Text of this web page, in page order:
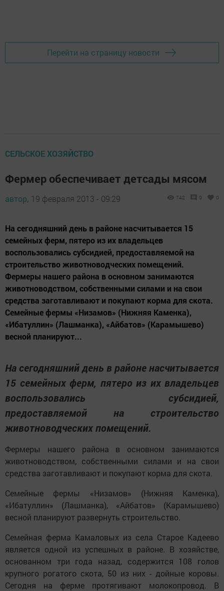
Перейти на страницу новости
СЕЛЬСКОЕ ХОЗЯЙСТВО
Фермер обеспечивает детсады мясом
автор, 19 февраля 2013 - 09:29 742 0 0
На сегодняшний день в районе насчитывается 15
семейных ферм, пятеро из их владельцев
воспользовались субсидией, предоставляемой на
строительство животноводческих помещений.
Фермеры нашего района в основном занимаются
животноводством, собственными силами и на свои
средства заготавливают и покупают корма для скота.
Семейные фермы «Низамов» (Нижняя Каменка),
«Ибатуллин» (Лашманка), «Айбатов» (Карамышево)
весной планируют...
На сегодняшний день в районе насчитывается
15 семейных ферм, пятеро из их владельцев
воспользовались субсидией,
предоставляемой на строительство
животноводческих помещений.
Фермеры нашего района в основном занимаются
животноводством, собственными силами и на свои
средства заготавливают и покупают корма для скота.
Семейные фермы «Низамов» (Нижняя Каменка),
«Ибатуллин» (Лашманка), «Айбатов» (Карамышево)
весной планируют развернуть строительство.
Семейная ферма Камаловых из села Старое Кадеево
является одной из успешных в районе. В хозяйстве,
основанном три года назад, содержится 108 голов
крупного рогатого скота, 50 из них - дойные коровы.
Сегодня на ферме протягивают молокопровод. В